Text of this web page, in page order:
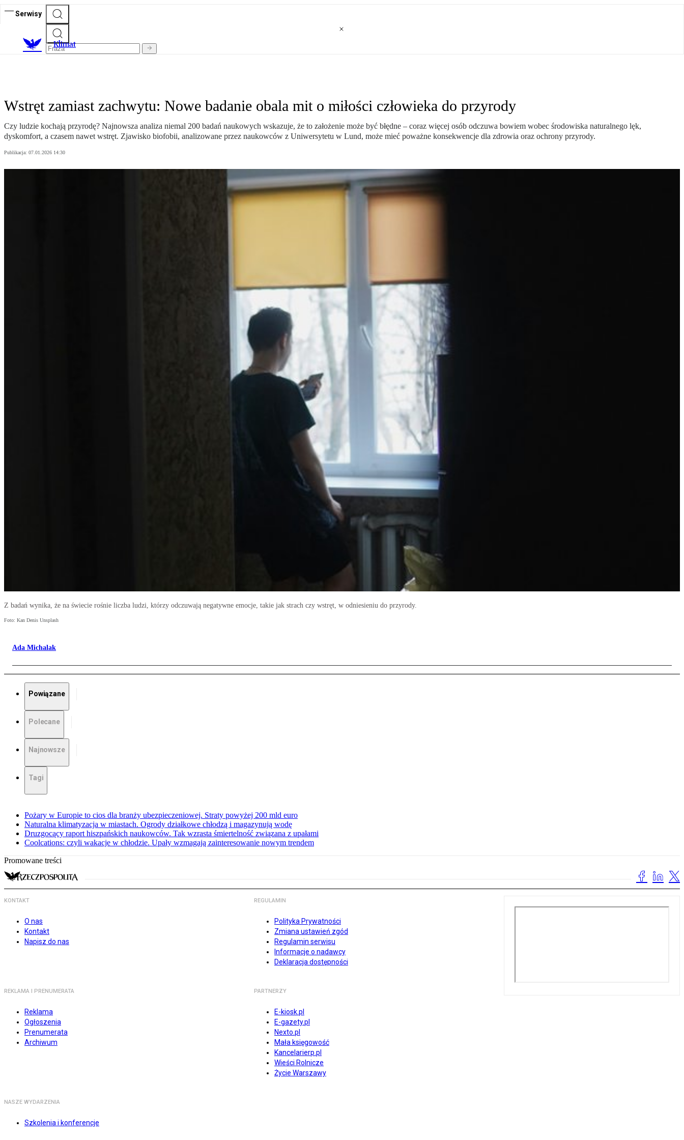
Serwisy
Klimat
Wstręt zamiast zachwytu: Nowe badanie obala mit o miłości człowieka do przyrody
Czy ludzie kochają przyrodę? Najnowsza analiza niemal 200 badań naukowych wskazuje, że to założenie może być błędne – coraz więcej osób odczuwa bowiem wobec środowiska naturalnego lęk,
dyskomfort, a czasem nawet wstręt. Zjawisko biofobii, analizowane przez naukowców z Uniwersytetu w Lund, może mieć poważne konsekwencje dla zdrowia oraz ochrony przyrody.
Publikacja: 07.01.2026 14:30
Z badań wynika, że na świecie rośnie liczba ludzi, którzy odczuwają negatywne emocje, takie jak strach czy wstręt, w odniesieniu do przyrody.
Foto: Kan Denis Unsplash
Ada Michalak
Powiązane
Polecane
Najnowsze
Tagi
Pożary w Europie to cios dla branży ubezpieczeniowej. Straty powyżej 200 mld euro
Naturalna klimatyzacja w miastach. Ogrody działkowe chłodzą i magazynują wodę
Druzgocący raport hiszpańskich naukowców. Tak wzrasta śmiertelność związana z upałami
Coolcations: czyli wakacje w chłodzie. Upały wzmagają zainteresowanie nowym trendem
Promowane treści
KONTAKT
O nas
Kontakt
Napisz do nas
REGULAMIN
Polityka Prywatności
Zmiana ustawień zgód
Regulamin serwisu
Informacje o nadawcy
Deklaracja dostępności
REKLAMA I PRENUMERATA
Reklama
Ogłoszenia
Prenumerata
Archiwum
PARTNERZY
E-kiosk.pl
E-gazety.pl
Nexto.pl
Mała księgowość
Kancelarierp.pl
Wieści Rolnicze
Życie Warszawy
NASZE WYDARZENIA
Szkolenia i konferencje